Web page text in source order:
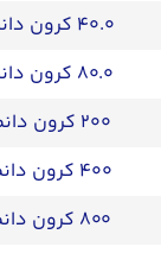
۴۰.۰ کرون دانمارک
۸۰.۰ کرون دانمارک
۲۰۰ کرون دانمارک
۴۰۰ کرون دانمارک
۸۰۰ کرون دانمارک